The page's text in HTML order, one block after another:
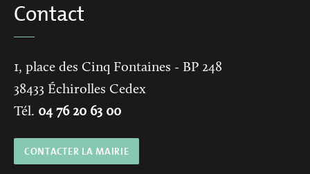
Contact
1, place des Cinq Fontaines - BP 248
38433 Échirolles Cedex
Tél. 04 76 20 63 00
CONTACTER LA MAIRIE